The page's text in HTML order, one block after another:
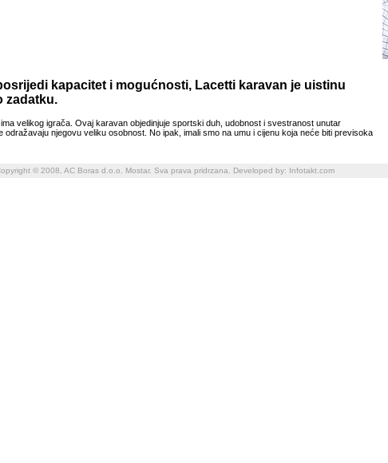
kapacitet i mogućnosti, Lacetti karavan je uistinu
zadatku.
velikog igrača. Ovaj karavan objedinjuje sportski duh, udobnost i svestranost unutar
odražavaju njegovu veliku osobnost. No ipak, imali smo na umu i cijenu koja neće biti previsoka
© 2008, AC Boras d.o.o. Mostar. Sva prava pridrzana. Developed by: Infotakt.com